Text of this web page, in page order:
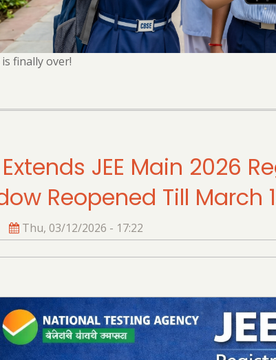
finally over!
Extends JEE Main 2026
Reopened Till March
Thu, 03/12/2026 - 17:22